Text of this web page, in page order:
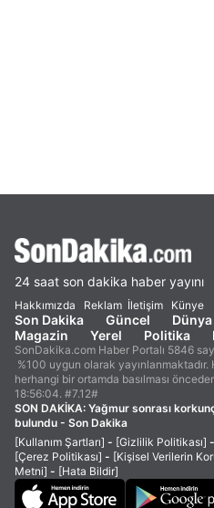
24 saat son dakika haber yayını
Hakkımızda Reklam İletişim Künye
Son Dakika Güncel Dünya
Magazin
Yerel Politika
SonDakika.com Haber Portalı 5846
%100 uygun olarak yayınlanmaktadır.
herhangi bir ortamda basılması
18:56:04. #7.12#
SON DAKİKA: Yağmur sonrası
bulundu - Son Dakika
[Kullanım Şartları] - [Gizlilik Politikası] -
[Çerez Politikası] - [Kişisel Verilerin
Metni] - [Hata Bildir]